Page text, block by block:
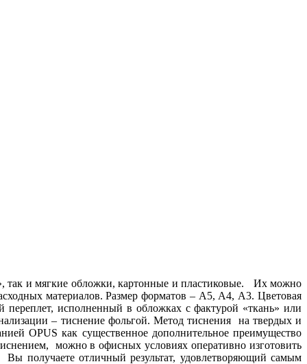
так и мягкие обложки, картонные и пластиковые. Их можно
материалов. Размер форматов – А5, А4, А3. Цветовая
переплет, исполненный в обложках с фактурой «ткань» или
– тиснение фольгой. Метод тиснения на твердых и
OPUS как существенное дополнительное преимущество
можно в офисных условиях оперативно изготовить
получаете отличный результат, удовлетворяющий самым